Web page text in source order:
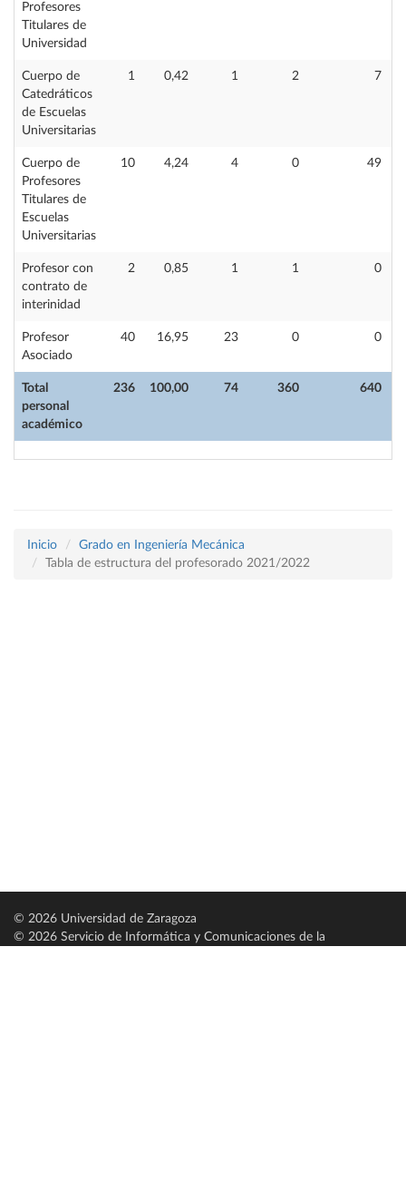
Total
personal
académico
236 100,00 74 360 640
Profesores
Titulares de
Universidad
Cuerpo de
Catedráticos
de Escuelas
Universitarias
1 0,42 1 2 7
Cuerpo de
Profesores
Titulares de
Escuelas
Universitarias
10 4,24 4 0 49
Profesor con
contrato de
interinidad
2 0,85 1 1 0
Profesor
Asociado
40 16,95 23 0 0
Inicio
Grado en Ingeniería Mecánica
Tabla de estructura del profesorado 2021/2022
© 2026 Universidad de Zaragoza
© 2026 Servicio de Informática y Comunicaciones de la